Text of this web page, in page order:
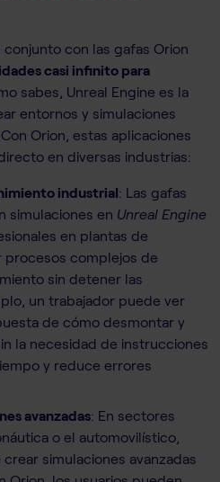
conjunto con las gafas Orion
casi infinito para
sabes, Unreal Engine es la
entornos y simulaciones
Orion, estas aplicaciones
en diversas industrias:
industrial: Las gafas
simulaciones en Unreal Engine
en plantas de
procesos complejos de
sin detener las
un trabajador puede ver
de cómo desmontar y
la necesidad de instrucciones
y reduce errores
avanzadas: En sectores
o el automovilístico,
simulaciones avanzadas